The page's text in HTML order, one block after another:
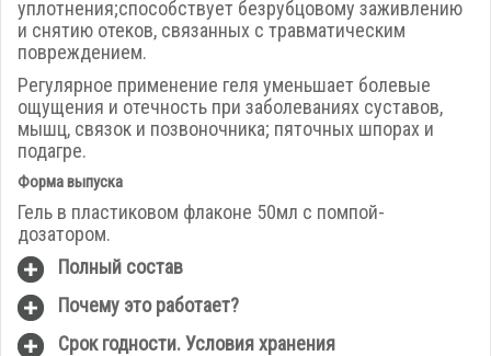
уплотнения;способствует безрубцовому заживлению
и снятию отеков, связанных с травматическим
повреждением.
Регулярное применение геля уменьшает болевые
ощущения и отечность при заболеваниях суставов,
мышц, связок и позвоночника; пяточных шпорах и
подагре.
Форма выпуска
Гель в пластиковом флаконе 50мл с помпой-
дозатором.
Полный состав
Почему это работает?
Срок годности. Условия хранения